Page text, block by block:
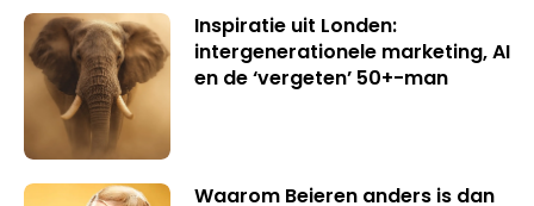
Inspiratie uit Londen:
intergenerationele marketing, AI
en de ‘vergeten’ 50+-man
Waarom Beieren anders is dan